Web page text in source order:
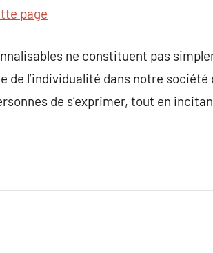
page
ne constituent pas
l’individualité dans notre
de s’exprimer, tout en